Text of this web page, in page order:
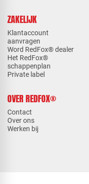
ZAKELIJK
Klantaccount
aanvragen
Word RedFox® dealer
Het RedFox®
schappenplan
Private label
OVER REDFOX®
Contact
Over ons
Werken bij